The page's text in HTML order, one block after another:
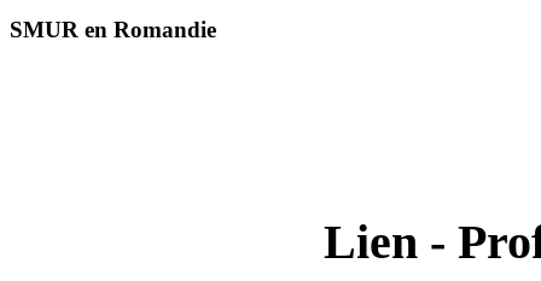
SMUR en Romandie
Lien -